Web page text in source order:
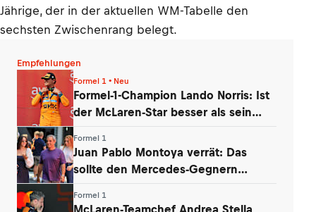
Jährige, der in der aktuellen WM-Tabelle den
sechsten Zwischenrang belegt.
Empfehlungen
Formel 1 • Neu
Formel-1-Champion Lando Norris: Ist
der McLaren-Star besser als sein
Formel 1
Juan Pablo Montoya verrät: Das
sollte den Mercedes-Gegnern
Formel 1
McLaren-Teamchef Andrea Stella